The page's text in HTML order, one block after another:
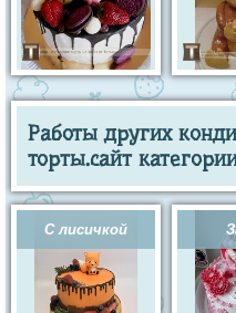
Работы других
торты.сайт
С лисичкой